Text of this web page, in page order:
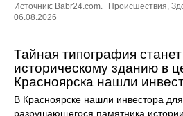
Источник: Babr24.com. Происшествия,
06.08.2026
Тайная типография
историческому зданию в
Красноярска нашли
В Красноярске нашли инвестора
разрушающегося памятника